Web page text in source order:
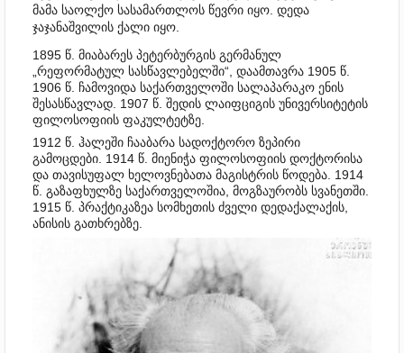
მამა საოლქო სასამართლოს წევრი იყო. დედა
ჯაჯანაშვილის ქალი იყო.
1895 წ. მიაბარეს პეტერბურგის გერმანულ
„რეფორმატულ სასწავლებელში“, დაამთავრა 1905 წ.
1906 წ. ჩამოვიდა საქართველოში სალაპარაკო ენის
შესასწავლად. 1907 წ. შედის ლაიფციგის უნივერსიტეტის
ფილოსოფიის ფაკულტეტზე.
1912 წ. ჰალეში ჩააბარა სადოქტორო ზეპირი
გამოცდები. 1914 წ. მიენიჭა ფილოსოფიის დოქტორისა
და თავისუფალ ხელოვნებათა მაგისტრის წოდება. 1914
წ. გაზაფხულზე საქართველოშია, მოგზაურობს სვანეთში.
1915 წ. პრაქტიკაზეა სომხეთის ძველი დედაქალაქის,
ანისის გათხრებზე.